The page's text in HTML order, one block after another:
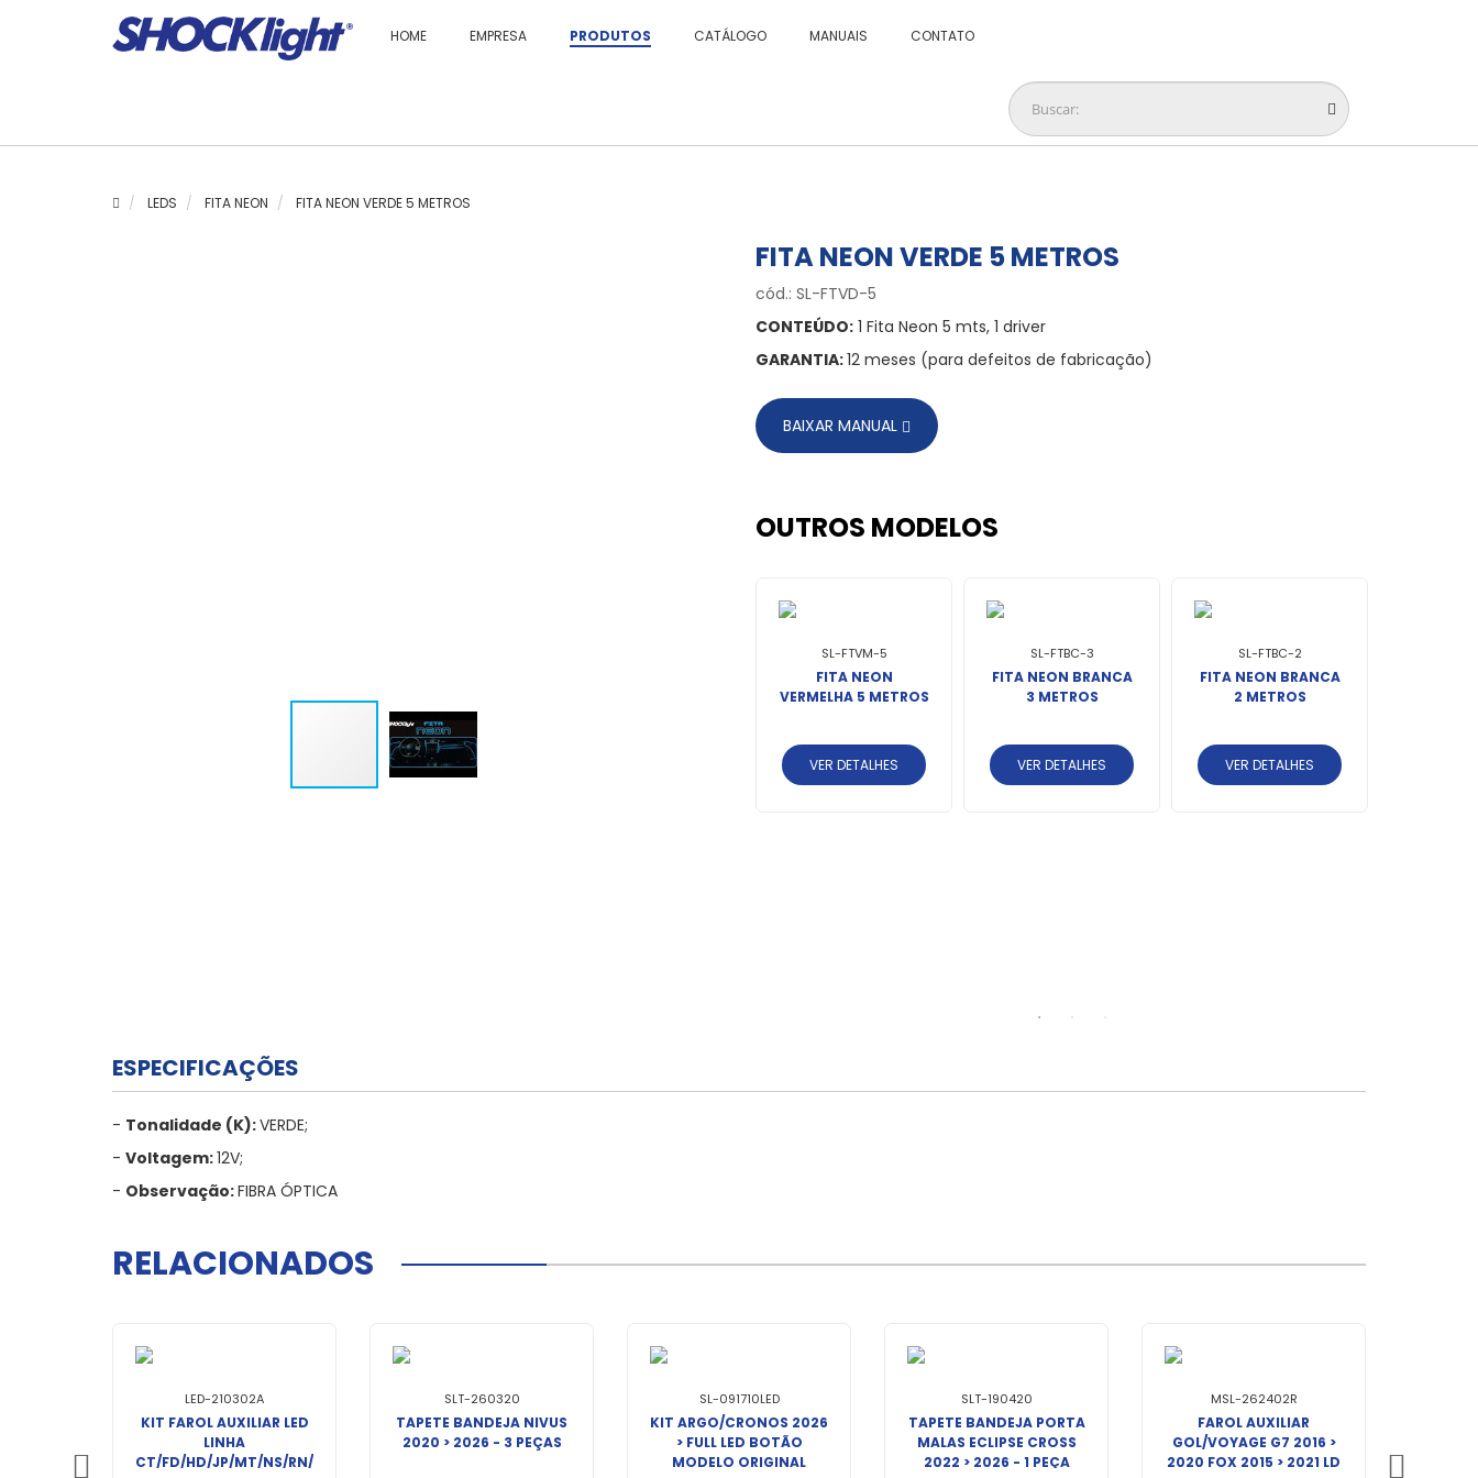
HOME EMPRESA PRODUTOS CATÁLOGO MANUAIS CONTATO
LEDS FITA NEON FITA NEON VERDE 5 METROS
FITA NEON VERDE 5 METROS
cód.: SL-FTVD-5
CONTEÚDO: 1 Fita Neon 5 mts, 1 driver
GARANTIA:12 meses (para defeitos de fabricação)
BAIXAR MANUAL
OUTROS MODELOS
SL-FTVM-5
FITA NEON
VERMELHA 5 METROS
VER DETALHES
SL-FTBC-3
FITA NEON BRANCA
3 METROS
VER DETALHES
SL-FTBC-2
FITA NEON BRANCA
2 METROS
VER DETALHES
ESPECIFICAÇÕES
- Tonalidade (K):VERDE;
- Voltagem:12V;
- Observação:FIBRA ÓPTICA
RELACIONADOS
LED-210302A
KIT FAROL AUXILIAR LED
LINHA
CT/FD/HD/JP/MT/NS/RN/PG
SLT-260320
TAPETE BANDEJA NIVUS
2020 > 2026 - 3 PEÇAS
SL-091710LED
KIT ARGO/CRONOS 2026
> FULL LED BOTÃO
MODELO ORIGINAL
SLT-190420
TAPETE BANDEJA PORTA
MALAS ECLIPSE CROSS
2022 > 2026 - 1 PEÇA
MSL-262402R
FAROL AUXILIAR
GOL/VOYAGE G7 2016 >
2020 FOX 2015 > 2021 LD